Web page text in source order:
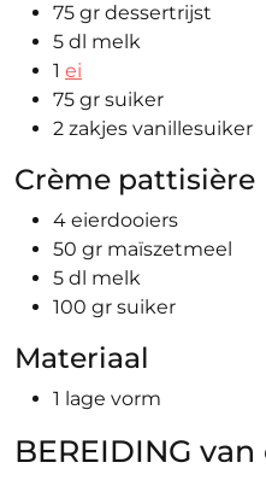
75 gr dessertrijst
5 dl melk
1 ei
75 gr suiker
2 zakjes vanillesuiker
Crème pattisière
4 eierdooiers
50 gr maïszetmeel
5 dl melk
100 gr suiker
Materiaal
1 lage vorm
BEREIDING